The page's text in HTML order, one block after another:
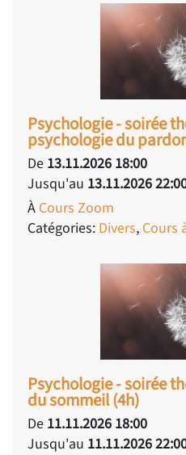
Psychologie - soirée
psychologie du
De 13.11.2026 18:00
Jusqu'au 13.11.2026
À Cours Zoom
Catégories: Divers, Cours
Psychologie - soirée
du sommeil (4h)
De 11.11.2026 18:00
Jusqu'au 11.11.2026